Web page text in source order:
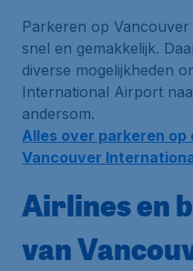
Parkeren op
snel en gemakkelijk.
diverse mogelijkheden
International Airport
andersom.
Alles over parkeren op
Vancouver
Airlines en
van